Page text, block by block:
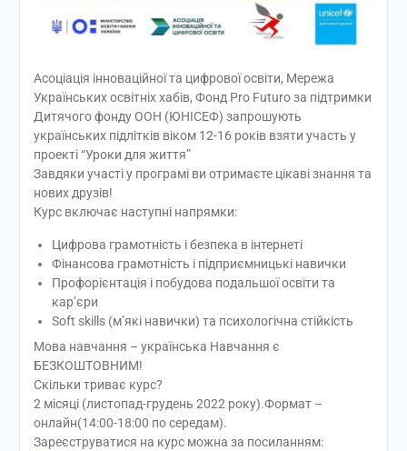
Асоціація інноваційної та цифрової освіти, Мережа
Українських освітніх хабів, Фонд Pro Futuro за підтримки
Дитячого фонду ООН (ЮНІСЕФ) запрошують
українських підлітків віком 12-16 років взяти участь у
проекті “Уроки для життя”
Завдяки участі у програмі ви отримаєте цікаві знання та
нових друзів!
Курс включає наступні напрямки:
Цифрова грамотність і безпека в інтернеті
Фінансова грамотність і підприємницькі навички
Профорієнтація і побудова подальшої освіти та
кар’єри
Soft skills (м’які навички) та психологічна стійкість
Мова навчання – українська Навчання є
БЕЗКОШТОВНИМ!
Скільки триває курс?
2 місяці (листопад-грудень 2022 року).Формат –
онлайн(14:00-18:00 по середам).
Зареєструватися на курс можна за посиланням: